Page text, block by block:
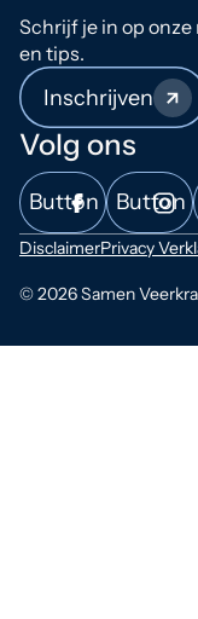
Schrijf je in op
en tips.
Inschrijven
Volg ons
Button Button
© 2026 Samen
DisclaimerPrivacy